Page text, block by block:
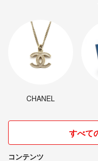
CHANEL
すべて
コンテンツ